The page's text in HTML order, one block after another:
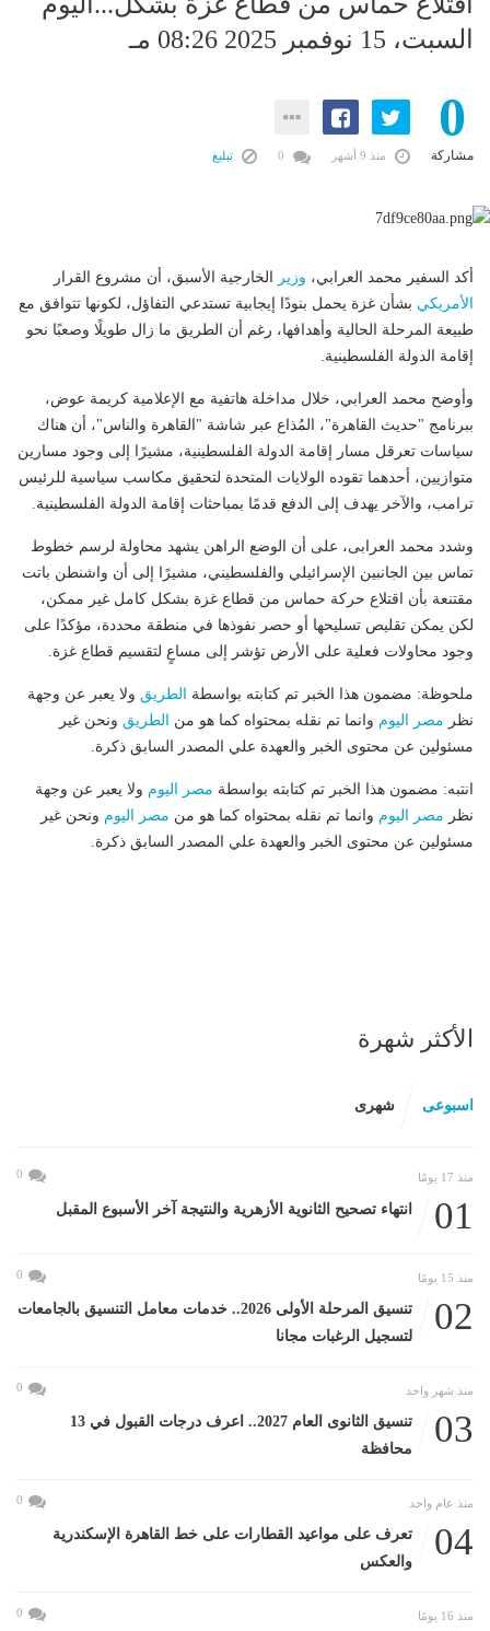
السبت، 15 نوفمبر 2025 08:26 مـ
0
مشاركة منذ 9 أشهر تبليغ
أكد السفير محمد العرابي، وزير الخارجية الأسبق، أن مشروع القرار
الأمريكي بشأن غزة يحمل بنودًا إيجابية تستدعي التفاؤل، لكونها تتوافق مع
طبيعة المرحلة الحالية وأهدافها، رغم أن الطريق ما زال طويلًا وصعبًا نحو
إقامة الدولة الفلسطينية.
وأوضح محمد العرابي، خلال مداخلة هاتفية مع الإعلامية كريمة عوض،
ببرنامج "حديث القاهرة"، المُذاع عبر شاشة "القاهرة والناس"، أن هناك
سياسات تعرقل مسار إقامة الدولة الفلسطينية، مشيرًا إلى وجود مسارين
متوازيين، أحدهما تقوده الولايات المتحدة لتحقيق مكاسب سياسية للرئيس
ترامب، والآخر يهدف إلى الدفع قدمًا بمباحثات إقامة الدولة الفلسطينية.
وشدد محمد العرابى، على أن الوضع الراهن يشهد محاولة لرسم خطوط
تماس بين الجانبين الإسرائيلي والفلسطيني، مشيرًا إلى أن واشنطن باتت
مقتنعة بأن اقتلاع حركة حماس من قطاع غزة بشكل كامل غير ممكن،
لكن يمكن تقليص تسليحها أو حصر نفوذها في منطقة محددة، مؤكدًا على
وجود محاولات فعلية على الأرض تؤشر إلى مساعٍ لتقسيم قطاع غزة.
ملحوظة: مضمون هذا الخبر تم كتابته بواسطة الطريق ولا يعبر عن وجهة
نظر مصر اليوم وانما تم نقله بمحتواه كما هو من الطريق ونحن غير
مسئولين عن محتوى الخبر والعهدة علي المصدر السابق ذكرة.
انتبه: مضمون هذا الخبر تم كتابته بواسطة مصر اليوم ولا يعبر عن وجهة
نظر مصر اليوم وانما تم نقله بمحتواه كما هو من مصر اليوم ونحن غير
مسئولين عن محتوى الخبر والعهدة علي المصدر السابق ذكرة.
الأكثر شهرة
اسبوعى شهرى
منذ 17 يومًا 0
01 انتهاء تصحيح الثانوية الأزهرية والنتيجة آخر الأسبوع المقبل
منذ 15 يومًا 0
02
تنسيق المرحلة الأولى 2026.. خدمات معامل التنسيق بالجامعات
لتسجيل الرغبات مجانا
منذ شهر واحد 0
03
تنسيق الثانوى العام 2027.. اعرف درجات القبول في 13
محافظة
منذ عام واحد 0
04
تعرف على مواعيد القطارات على خط القاهرة الإسكندرية
والعكس
منذ 16 يومًا 0